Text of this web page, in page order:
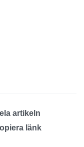
artikeln
länk